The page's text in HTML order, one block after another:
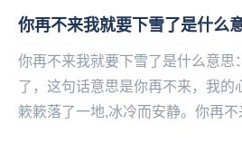
误...
你再不来我就要下雪了是什么
你再不来我就要下雪了是什么意思
了，这句话意思是你再不来，我的
簌簌落了一地,冰冷而安静。你再